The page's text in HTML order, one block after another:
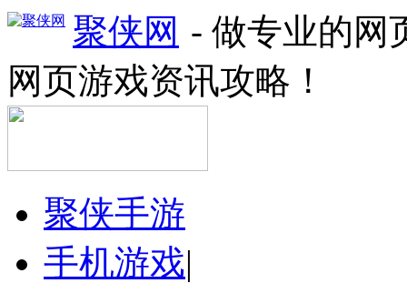
聚侠网 - 做专业的网
网页游戏资讯攻略！
聚侠手游
手机游戏|